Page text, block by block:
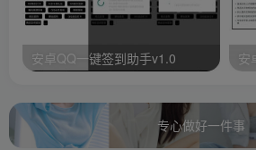
安卓QQ一键签到助手v1.0 安
专心做好一件事